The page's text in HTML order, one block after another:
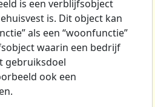
is een verblijfsobject
is. Dit object kan
als een “woonfunctie”
waarin een bedrijf
gebruiksdoel
ook een